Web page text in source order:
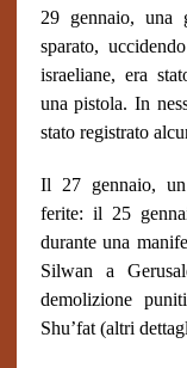
29 gennaio, una
sparato,
israeliane, era
una pistola. In
stato registrato
Il 27 gennaio, un
ferite: il 25
durante una
Silwan a
demolizione
Shu’fat (altri